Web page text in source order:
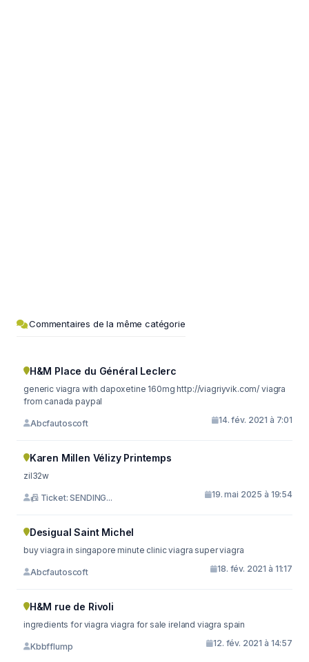
Commentaires de la même catégorie
H&M Place du Général Leclerc
generic viagra with dapoxetine 160mg http://viagriyvik.com/ viagra
from canada paypal
Abcfautoscoft 14. fév. 2021 à 7:01
Karen Millen Vélizy Printemps
zil32w
📠 Ticket: SENDING... 19. mai 2025 à 19:54
Desigual Saint Michel
buy viagra in singapore minute clinic viagra super viagra
Abcfautoscoft 18. fév. 2021 à 11:17
H&M rue de Rivoli
ingredients for viagra viagra for sale ireland viagra spain
Kbbfflump 12. fév. 2021 à 14:57